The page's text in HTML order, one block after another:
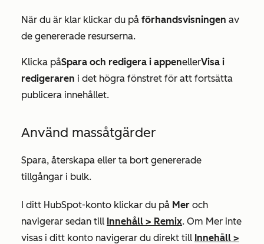
När du är klar klickar du på förhandsvisningen av
de genererade resurserna.
Klicka påSpara och redigera i appenellerVisa i
redigeraren i det högra fönstret för att fortsätta
publicera innehållet.
Använd massåtgärder
Spara, återskapa eller ta bort genererade
tillgångar i bulk.
I ditt HubSpot-konto klickar du på Mer och
navigerar sedan till Innehåll > Remix. Om Mer inte
visas i ditt konto navigerar du direkt till Innehåll >